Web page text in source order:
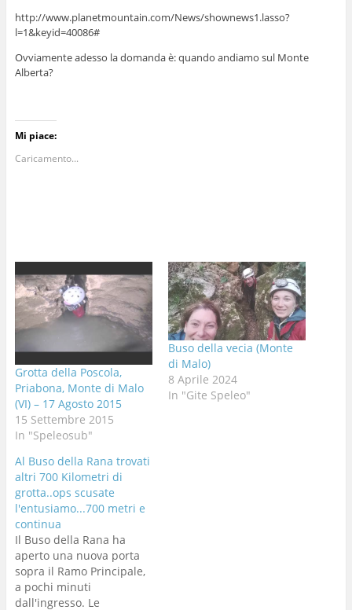
http://www.planetmountain.com/News/shownews1.lasso?
l=1&keyid=40086#
Ovviamente adesso la domanda è: quando andiamo sul Monte
Alberta?
Mi piace:
Caricamento...
Grotta della Poscola,
Priabona, Monte di Malo
(VI) – 17 Agosto 2015
15 Settembre 2015
In "Speleosub"
Buso della vecia (Monte
di Malo)
8 Aprile 2024
In "Gite Speleo"
Al Buso della Rana trovati
altri 700 Kilometri di
grotta..ops scusate
l'entusiamo...700 metri e
continua
Il Buso della Rana ha
aperto una nuova porta
sopra il Ramo Principale,
a pochi minuti
dall'ingresso. Le